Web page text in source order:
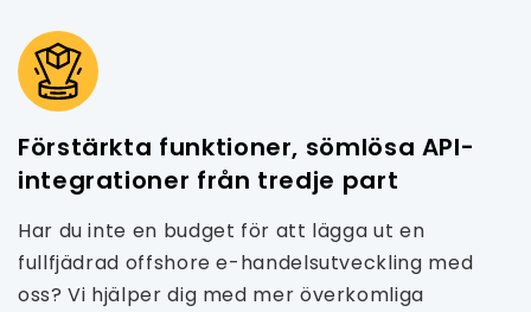
Förstärkta funktioner, sömlösa API-
integrationer från tredje part
Har du inte en budget för att lägga ut en
fullfjädrad offshore e-handelsutveckling med
oss? Vi hjälper dig med mer överkomliga